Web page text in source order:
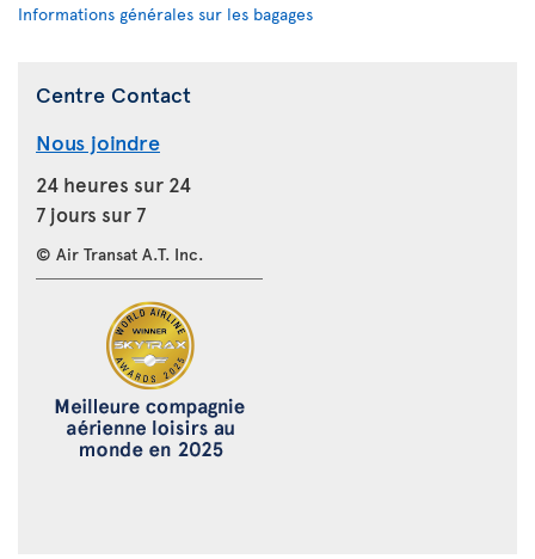
Informations générales sur les bagages
Centre Contact
Nous joindre
24 heures sur 24
7 jours sur 7
© Air Transat A.T. Inc.